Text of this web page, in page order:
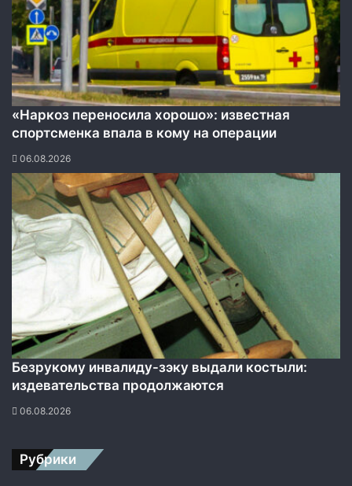
о
ж
е
н
и
и
У
т
а
в
О
О
Н
«Наркоз переносила хорошо»: известная
спортсменка впала в кому на операции
06.08.2026
Безрукому инвалиду-зэку выдали костыли:
издевательства продолжаются
06.08.2026
Рубрики